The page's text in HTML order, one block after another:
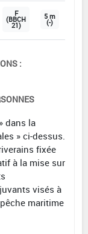
F
(BBCH
21)
5 m
(-)
:
dans la
» ci-dessus.
fixée
à la mise sur
visés à
maritime